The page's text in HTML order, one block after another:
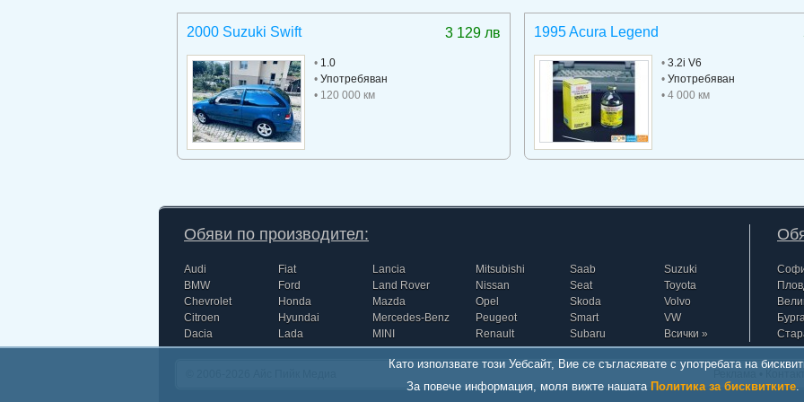
3 129 лв
2000 Suzuki Swift
• 1.0
• Употребяван
• 120 000 км
1995 Acura Legend
•3.2i V6
•Употребяван
• 4 000 км
Обяви по производител:
Audi
BMW
Chevrolet
Citroen
Dacia
Fiat
Ford
Honda
Hyundai
Lada
Lancia
Land Rover
Mazda
Mercedes-Benz
MINI
Mitsubishi
Nissan
Opel
Peugeot
Renault
Saab
Seat
Skoda
Smart
Subaru
Suzuki
Toyota
Volvo
VW
Всички »
Като използвате този Уебсайт, Вие се съгласявате с употребата на
За повече информация, моля вижте нашата Политика за бисквитките.